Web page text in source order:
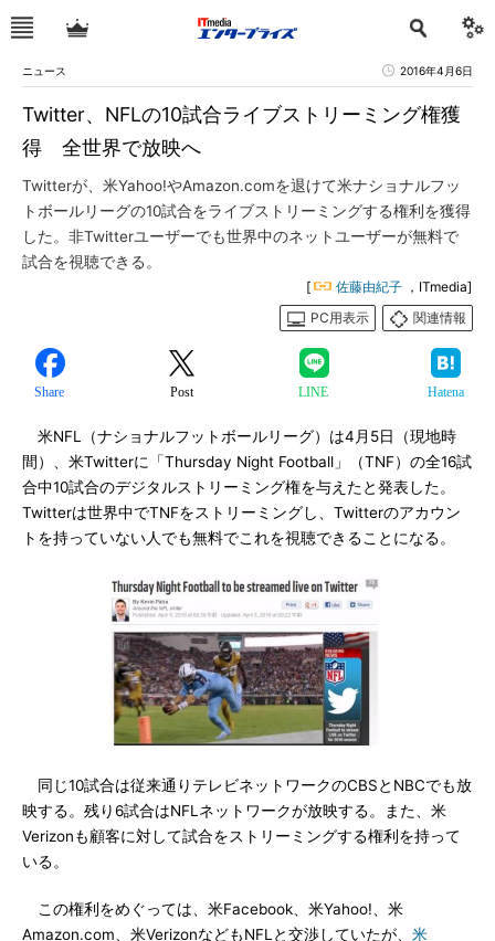
ニュース 2016年4月6日
Twitter、NFLの10試合ライブストリーミング権獲
得 全世界で放映へ
Twitterが、米Yahoo!やAmazon.comを退けて米ナショナルフッ
トボールリーグの10試合をライブストリーミングする権利を獲得
した。非Twitterユーザーでも世界中のネットユーザーが無料で
試合を視聴できる。
[ 佐藤由紀子 ，ITmedia]
PC用表示
関連情報
Share Post LINE Hatena
米NFL（ナショナルフットボールリーグ）は4月5日（現地時
間）、米Twitterに「Thursday Night Football」（TNF）の全16試
合中10試合のデジタルストリーミング権を与えたと発表した。
Twitterは世界中でTNFをストリーミングし、Twitterのアカウン
トを持っていない人でも無料でこれを視聴できることになる。
同じ10試合は従来通りテレビネットワークのCBSとNBCでも放
映する。残り6試合はNFLネットワークが放映する。また、米
Verizonも顧客に対して試合をストリーミングする権利を持って
いる。
この権利をめぐっては、米Facebook、米Yahoo!、米
Amazon.com、米VerizonなどもNFLと交渉していたが、 米